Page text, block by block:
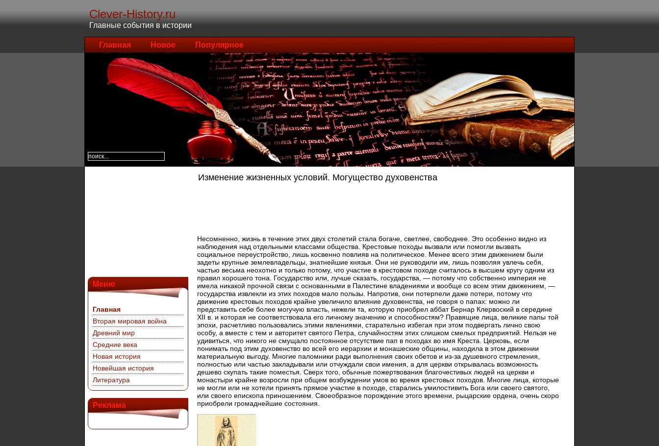
Clever-History.ru
Главные события в истории
Главная Новое Популярное
Меню
Главная
Вторая мировая война
Древний мир
Средние века
Новая история
Новейшая история
Литература
Реклама
Изменение жизненных условий. Могущество духовенства
Несомненно, жизнь в течение этих двух столетий стала богаче, светлее, свободнее. Это особенно видно из
наблюдения над отдельными классами общества. Крестовые походы вызвали или помогли вызвать
социальное переустройство, лишь косвенно повлияв на политическое. Менее всего этим движением были
задеты крупные землевладельцы, знатнейшие князья. Они не руководили им, лишь позволяя увлечь себя,
частью весьма неохотно и только потому, что участие в крестовом походе считалось в высшем кругу одним из
правил хорошего тона. Государство или, лучше сказать, государства, — потому что собственно империя не
имела никакой прочной связи с основанными в Палестине владениями и вообще со всем этим движением, —
государства извлекли из этих походов мало пользы. Напротив, они потерпели даже потери, потому что
движение крестовых походов крайне увеличило влияние духовенства, не говоря о папах: можно ли
представить себе более могучую власть, нежели та, которую приобрел аббат Бернар Клервоский в середине
XII в. и которая не соответствовала его личному значению и способностям? Правящие лица, великие папы той
эпохи, расчетливо пользовались этими явлениями, старательно избегая при этом подвергать лично свою
особу, а вместе с тем и авторитет святого Петра, случайностям этих слишком смелых предприятий. Нельзя не
удивиться, что никого не смущало постоянное отсутствие пап в походах во имя Креста. Церковь, если
понимать под этим духовенство во всей его иерархии и монашеские общины, находила в этом движении
материальную выгоду. Многие паломники ради выполнения своих обетов и из-за душевного стремления,
полностью или частью закладывали или отчуждали свои имения, а для церкви открывалась возможность
дешево скупать такие поместья. Сверх того, обычные пожертвования благочестивых людей на церкви и
монастыри крайне возросли при общем возбуждении умов во время крестовых походов. Многие лица, которые
не могли или не хотели принять прямое участие в походе, старались умилостивить Бога или своего святого,
или своего епископа приношением. Своеобразное порождение этого времени, рыцарские ордена, очень скоро
приобрели громаднейшие состояния.